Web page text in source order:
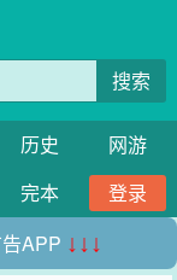
搜索
历史
网游
完本
登录
APP ↓↓↓